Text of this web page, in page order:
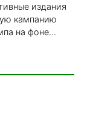
издания
кампанию
на фоне...